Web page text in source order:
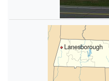
Lanesborough